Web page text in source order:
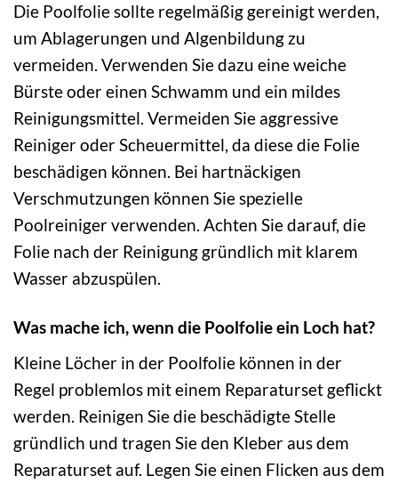
Die Poolfolie sollte regelmäßig gereinigt werden,
um Ablagerungen und Algenbildung zu
vermeiden. Verwenden Sie dazu eine weiche
Bürste oder einen Schwamm und ein mildes
Reinigungsmittel. Vermeiden Sie aggressive
Reiniger oder Scheuermittel, da diese die Folie
beschädigen können. Bei hartnäckigen
Verschmutzungen können Sie spezielle
Poolreiniger verwenden. Achten Sie darauf, die
Folie nach der Reinigung gründlich mit klarem
Wasser abzuspülen.
Was mache ich, wenn die Poolfolie ein Loch hat?
Kleine Löcher in der Poolfolie können in der
Regel problemlos mit einem Reparaturset geflickt
werden. Reinigen Sie die beschädigte Stelle
gründlich und tragen Sie den Kleber aus dem
Reparaturset auf. Legen Sie einen Flicken aus dem